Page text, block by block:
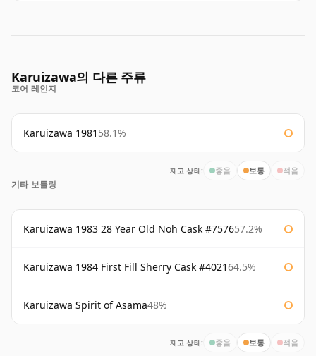
Karuizawa의 다른 주류
코어 레인지
Karuizawa 1981 58.1%
재고 상태: 좋음 보통 적음
기타 보틀링
Karuizawa 1983 28 Year Old Noh Cask #757657.2%
Karuizawa 1984 First Fill Sherry Cask #402164.5%
Karuizawa Spirit of Asama48%
재고 상태: 좋음 보통 적음